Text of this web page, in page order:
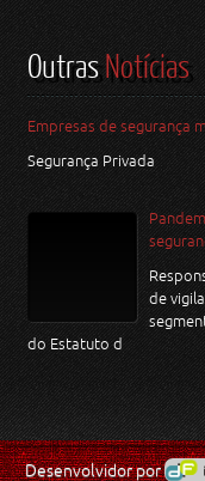
OutrasNotícias
Empresas de segurança
Segurança Privada
de
do Estatuto d
Desenvolvidor por